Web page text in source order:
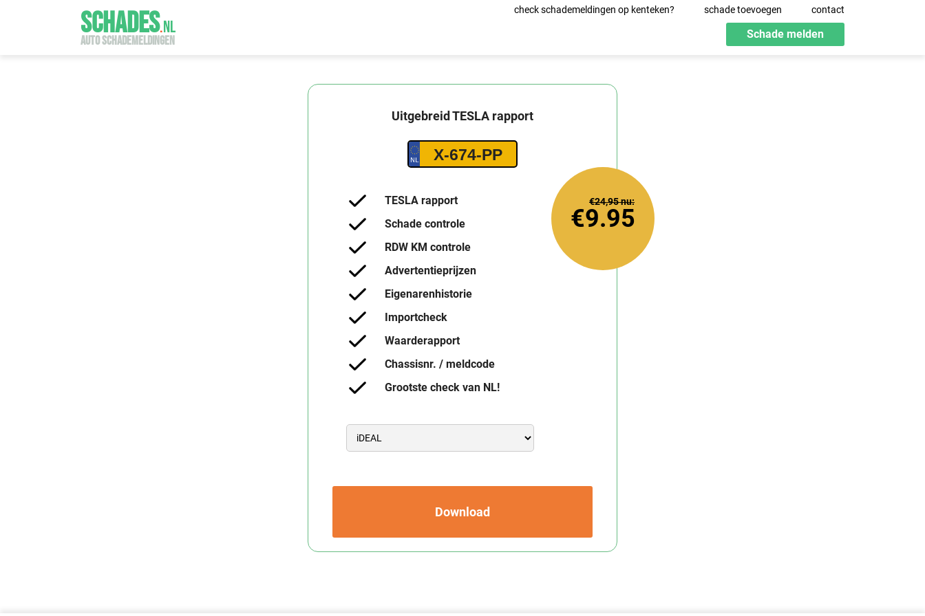
SCHADES.NL
AUTO SCHADEMELDINGEN
check schademeldingen op kenteken? schade toevoegen contact
Schade melden
Uitgebreid TESLA rapport
X-674-PP
TESLA rapport
Schade controle
RDW KM controle
Advertentieprijzen
Eigenarenhistorie
Importcheck
Waarderapport
Chassisnr. / meldcode
Grootste check van NL!
Download
€9.95
€24,95nu: